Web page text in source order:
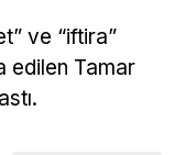
ve “iftira”
edilen Tamar